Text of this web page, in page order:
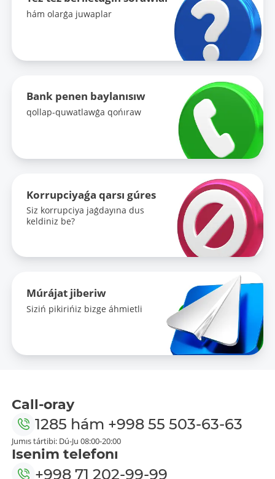
hám olarǵa juwaplar
Bank penen baylanısıw
qollap-quwatlawǵa qońıraw
Korrupciyaǵa qarsı gúres
Siz korrupciya jaǵdayına dus
keldiniz be?
Múrájat jiberiw
Siziń pikirińiz bizge áhmietli
Call-oray
1285 hám +998 55 503-63-63
Jumıs tártibi: Dú-Ju 08:00-20:00
Isenim telefonı
+998 71 202-99-99